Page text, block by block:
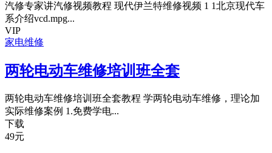
汽修专家讲汽修视频教程 现代伊兰特维修视频 1 1北京现代车
系介绍vcd.mpg...
VIP
家电维修
两轮电动车维修培训班全套
两轮电动车维修培训班全套教程 学两轮电动车维修，理论加
实际维修案例 1.免费学电...
下载
49元